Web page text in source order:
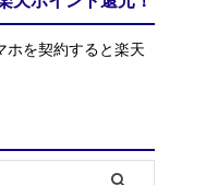
ホを契約すると楽天